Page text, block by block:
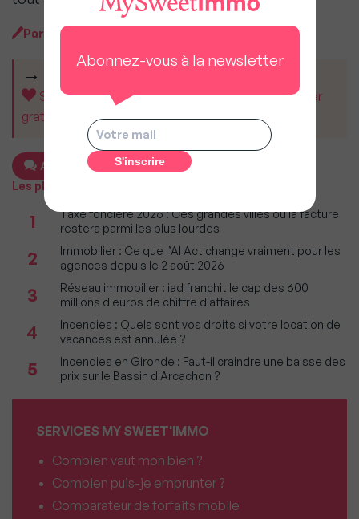
Par MySweet Newsroom
Soutenez MySweetImmo et aidez-nous à rester
gratuit pour tous.
Ajouter un commentaire
Les plus populaires
1
Taxe foncière 2026 : Ces grandes villes où la facture
restera parmi les plus lourdes
2
Immobilier : Ce que l’AI Act change vraiment pour les
agences depuis le 2 août 2026
3
Réseau immobilier : iad franchit le cap des 600
millions d'euros de chiffre d'affaires
4
Incendies : Quels sont vos droits si votre location de
vacances est annulée ?
5
Incendies en Gironde : Faut-il craindre une baisse des
prix sur le Bassin d'Arcachon ?
SERVICES MY SWEET'IMMO
Combien vaut mon bien ?
Combien puis-je emprunter ?
Comparateur de forfaits mobile
Abonnez-vous à la newsletter